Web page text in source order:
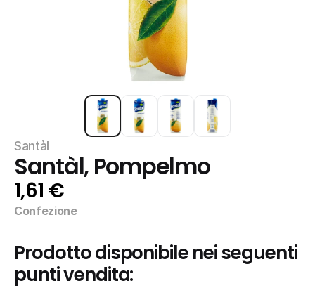
Santàl
Santàl, Pompelmo
1,61 €
Confezione
Prodotto disponibile nei seguenti
punti vendita: